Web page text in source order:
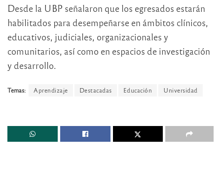
Desde la UBP señalaron que los egresados estarán
habilitados para desempeñarse en ámbitos clínicos,
educativos, judiciales, organizacionales y
comunitarios, así como en espacios de investigación
y desarrollo.
Temas: Aprendizaje Destacadas Educación Universidad